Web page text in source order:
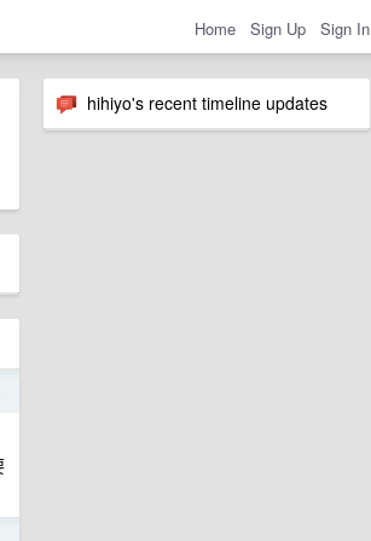
Home Sign Up Sign In
hihiyo's recent timeline updates